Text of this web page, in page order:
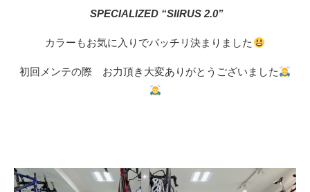
SPECIALIZED “SIIRUS 2.0”
カラーもお気に入りでバッチリ決まりました
初回メンテの際 お力頂き大変ありがとうございました